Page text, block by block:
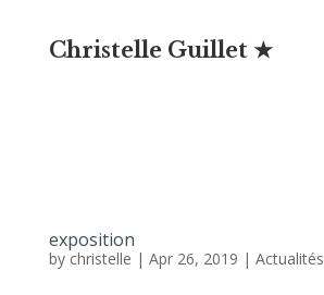
Christelle Guillet ★
exposition
by christelle | Apr 26, 2019 | Actualités